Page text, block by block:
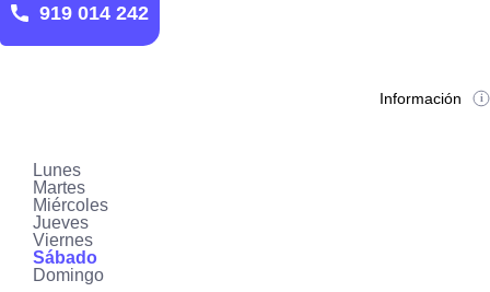
919 014 242
Información
Lunes
Martes
Miércoles
Jueves
Viernes
Sábado
Domingo